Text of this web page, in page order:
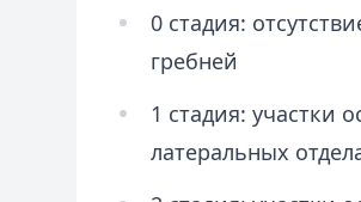
0 стадия:
гребней
1 стадия: участки
латеральных